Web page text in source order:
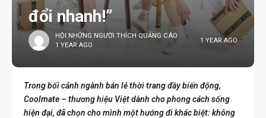
đổi nhanh!”
HỘI NHỮNG NGƯỜI THÍCH QUẢNG CÁO
1 YEAR AGO
1 YEAR AGO
Trong bối cảnh ngành bán lẻ thời trang đầy biến động,
Coolmate – thương hiệu Việt dành cho phong cách sống
hiện đại, đã chọn cho mình một hướng đi khác biệt: không